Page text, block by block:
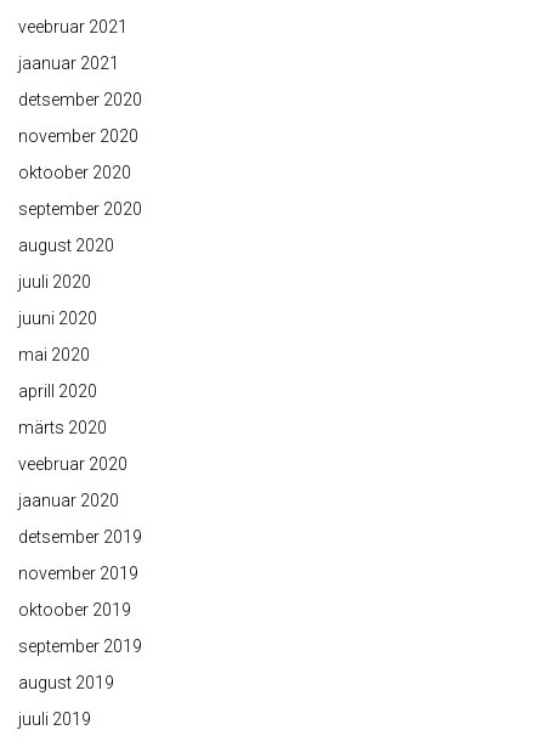
veebruar 2021
jaanuar 2021
detsember 2020
november 2020
oktoober 2020
september 2020
august 2020
juuli 2020
juuni 2020
mai 2020
aprill 2020
märts 2020
veebruar 2020
jaanuar 2020
detsember 2019
november 2019
oktoober 2019
september 2019
august 2019
juuli 2019